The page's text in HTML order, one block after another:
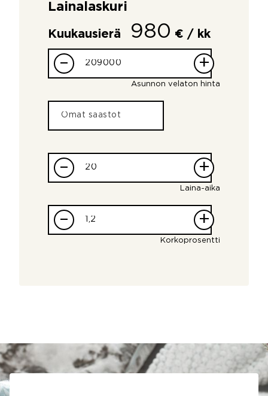
Lainalaskuri
Kuukausierä 980 € / kk
– +
Asunnon velaton hinta
– +
Laina-aika
– +
Korkoprosentti